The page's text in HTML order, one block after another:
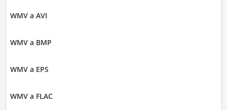
WMV a AVI
WMV a BMP
WMV a EPS
WMV a FLAC